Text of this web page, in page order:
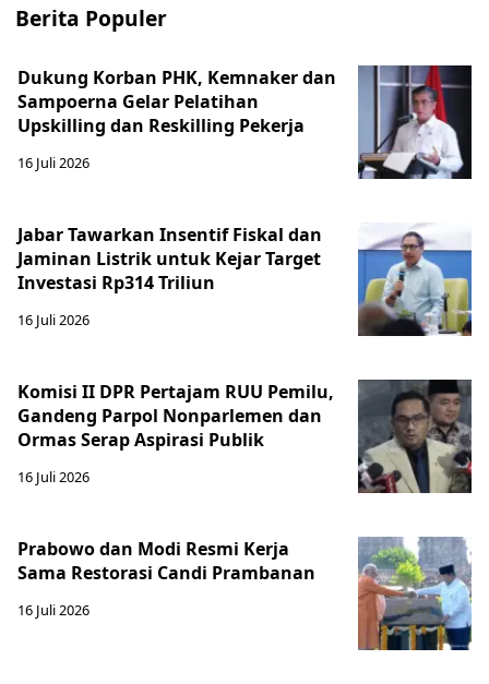
Berita Populer
Dukung Korban PHK, Kemnaker dan
Sampoerna Gelar Pelatihan
Upskilling dan Reskilling Pekerja
16 Juli 2026
Jabar Tawarkan Insentif Fiskal dan
Jaminan Listrik untuk Kejar Target
Investasi Rp314 Triliun
16 Juli 2026
Komisi II DPR Pertajam RUU Pemilu,
Gandeng Parpol Nonparlemen dan
Ormas Serap Aspirasi Publik
16 Juli 2026
Prabowo dan Modi Resmi Kerja
Sama Restorasi Candi Prambanan
16 Juli 2026